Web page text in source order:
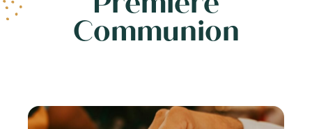
+
+
Communion